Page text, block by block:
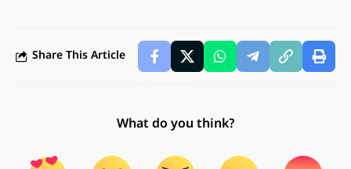
Share This Article
What do you think?